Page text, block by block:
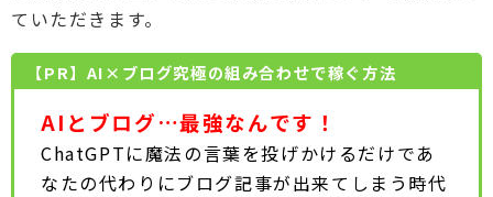
ていただきます。
【PR】AI×ブログ究極の組み合わせで稼ぐ方法
AIとブログ…最強なんです！
ChatGPTに魔法の言葉を投げかけるだけであ
なたの代わりにブログ記事が出来てしまう時代